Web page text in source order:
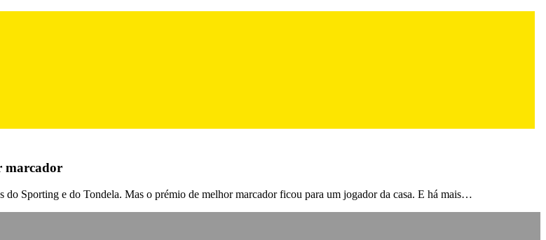
marcador
Sporting e do Tondela. Mas o prémio de melhor marcador ficou para um jogador da casa. E há mais…